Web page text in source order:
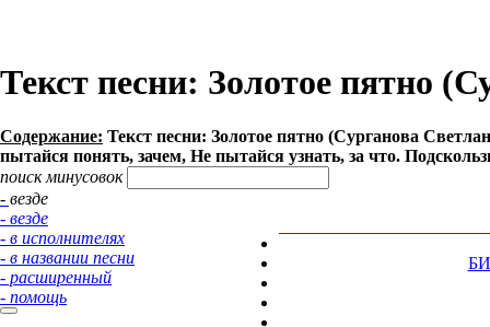
Текст песни: Золотое пятно
Содержание: Текст песни: Золотое пятно (Сурганова
пытайся понять, зачем, Hе пытайся узнать, за что.
поиск минусовок
- везде
- везде
- в исполнителях
- в названии песни
- расширенный
- помощь